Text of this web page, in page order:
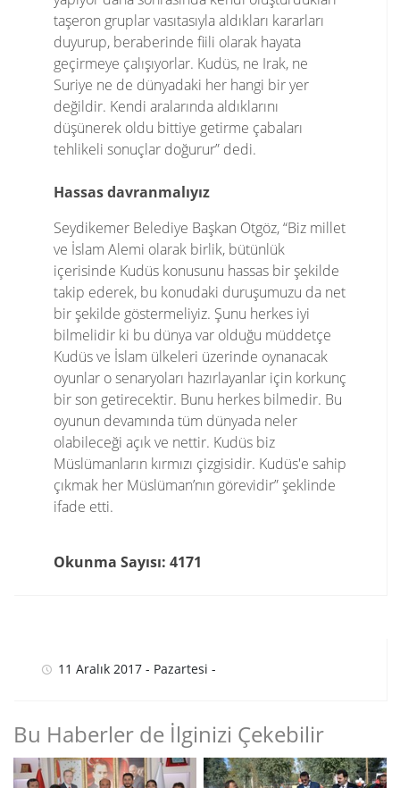
taşeron gruplar vasıtasıyla aldıkları kararları
duyurup, beraberinde fiili olarak hayata
geçirmeye çalışıyorlar. Kudüs, ne Irak, ne
Suriye ne de dünyadaki her hangi bir yer
değildir. Kendi aralarında aldıklarını
düşünerek oldu bittiye getirme çabaları
tehlikeli sonuçlar doğurur” dedi.
Hassas davranmalıyız
Seydikemer Belediye Başkan Otgöz, “Biz millet
ve İslam Alemi olarak birlik, bütünlük
içerisinde Kudüs konusunu hassas bir şekilde
takip ederek, bu konudaki duruşumuzu da net
bir şekilde göstermeliyiz. Şunu herkes iyi
bilmelidir ki bu dünya var olduğu müddetçe
Kudüs ve İslam ülkeleri üzerinde oynanacak
oyunlar o senaryoları hazırlayanlar için korkunç
bir son getirecektir. Bunu herkes bilmedir. Bu
oyunun devamında tüm dünyada neler
olabileceği açık ve nettir. Kudüs biz
Müslümanların kırmızı çizgisidir. Kudüs'e sahip
çıkmak her Müslüman’nın görevidir” şeklinde
ifade etti.
Okunma Sayısı: 4171
11 Aralık 2017 - Pazartesi -
Bu Haberler de İlginizi Çekebilir